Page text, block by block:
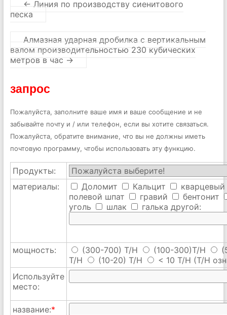
← Линия по производству сиенитового
песка
Алмазная ударная дробилка с вертикальным
валом производительностью 230 кубических
метров в час →
запрос
Пожалуйста, заполните ваше имя и ваше сообщение и не
забывайте почту и / или телефон, если вы хотите связаться.
Пожалуйста, обратите внимание, что вы не должны иметь
почтовую программу, чтобы использовать эту функцию.
Продукты:
материалы:
Доломит Кальцит
кварцевый
полевой шпат
гравий
бентонит
уголь
шлак галька другой:
мощность: (300-700) T/H (100-300)T/H
T/H
(10-20) T/H < 10 T/H (T/H
Используйте
место:
название:*